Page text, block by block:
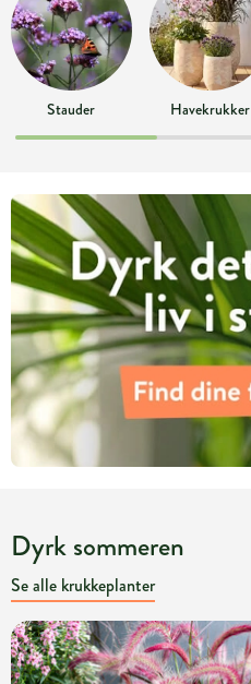
Stauder Havekrukker
Dyrk sommeren
Se alle krukkeplanter